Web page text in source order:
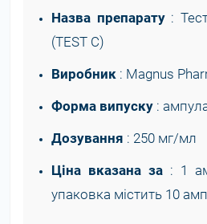
Назва препарату :
(TEST C)
Виробник : Magnus
Форма випуску :
Дозування : 250 мг/мл
Ціна вказана за : 1
упаковка містить 10